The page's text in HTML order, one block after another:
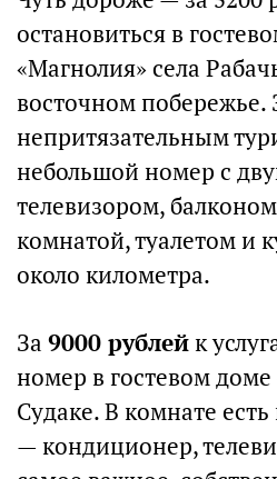
остановиться в
«Магнолия» села
восточном побережье.
непритязательным
небольшой номер с
телевизором,
комнатой, туалетом и
около километра.
За 9000 рублейк
номер в гостевом доме
Судаке. В комнате
— кондиционер,